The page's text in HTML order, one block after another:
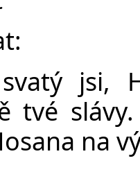
jsi,
tvé
na